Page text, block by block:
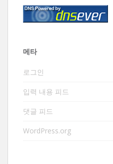
메타
로그인
입력 내용 피드
댓글 피드
WordPress.org